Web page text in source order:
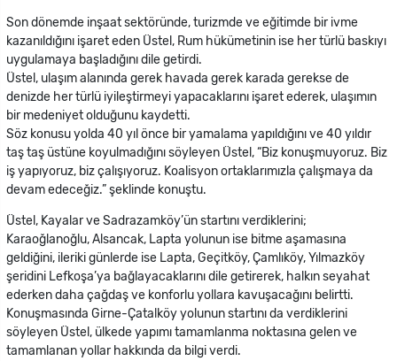
Son dönemde inşaat sektöründe, turizmde ve eğitimde bir ivme
kazanıldığını işaret eden Üstel, Rum hükümetinin ise her türlü baskıyı
uygulamaya başladığını dile getirdi.
Üstel, ulaşım alanında gerek havada gerek karada gerekse de
denizde her türlü iyileştirmeyi yapacaklarını işaret ederek, ulaşımın
bir medeniyet olduğunu kaydetti.
Söz konusu yolda 40 yıl önce bir yamalama yapıldığını ve 40 yıldır
taş taş üstüne koyulmadığını söyleyen Üstel, “Biz konuşmuyoruz. Biz
iş yapıyoruz, biz çalışıyoruz. Koalisyon ortaklarımızla çalışmaya da
devam edeceğiz.” şeklinde konuştu.
Üstel, Kayalar ve Sadrazamköy’ün startını verdiklerini;
Karaoğlanoğlu, Alsancak, Lapta yolunun ise bitme aşamasına
geldiğini, ileriki günlerde ise Lapta, Geçitköy, Çamlıköy, Yılmazköy
şeridini Lefkoşa’ya bağlayacaklarını dile getirerek, halkın seyahat
ederken daha çağdaş ve konforlu yollara kavuşacağını belirtti.
Konuşmasında Girne-Çatalköy yolunun startını da verdiklerini
söyleyen Üstel, ülkede yapımı tamamlanma noktasına gelen ve
tamamlanan yollar hakkında da bilgi verdi.